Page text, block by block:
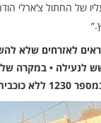
של החתול צ’ארלי
לאזרחים שלא
לנעילה • במקרה של
כוכבית